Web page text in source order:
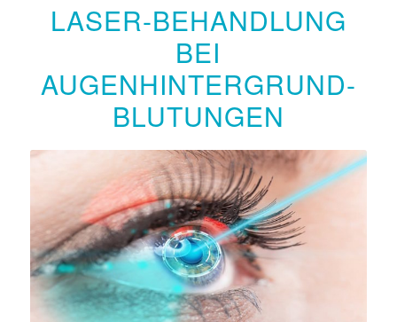
LASER-BEHANDLUNG
BEI
AUGENHINTERGRUND-
BLUTUNGEN